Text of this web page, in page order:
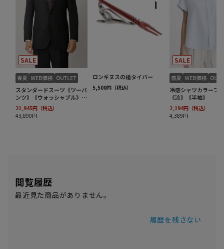
閲覧履歴
最近見た商品がありません。
履歴を残さない